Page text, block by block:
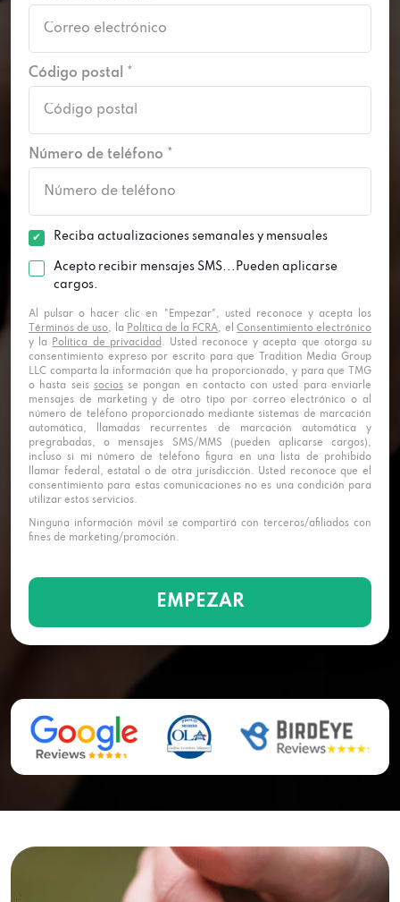
Código postal *
Número de teléfono *
Reciba actualizaciones semanales y mensuales
Acepto recibir mensajes SMS...Pueden aplicarse
cargos.
Al pulsar o hacer clic en "Empezar", usted reconoce y acepta los
Términos de uso, la Política de la FCRA, el Consentimiento electrónico
y la
Política de privacidad . Usted reconoce y acepta que otorga su
consentimiento expreso por escrito para que Tradition Media Group
LLC comparta la información que ha proporcionado, y para que TMG
o hasta seis sociosse pongan en contacto con usted para enviarle
mensajes de marketing y de otro tipo por correo electrónico o al
número de teléfono proporcionado mediante sistemas de marcación
automática, llamadas recurrentes de marcación automática y
pregrabadas, o mensajes SMS/MMS (pueden aplicarse cargos),
incluso si mi número de teléfono figura en una lista de prohibido
llamar federal, estatal o de otra jurisdicción. Usted reconoce que el
consentimiento para estas comunicaciones no es una condición para
utilizar estos servicios.
Ninguna información móvil se compartirá con terceros/afiliados con
fines de marketing/promoción.
EMPEZAR